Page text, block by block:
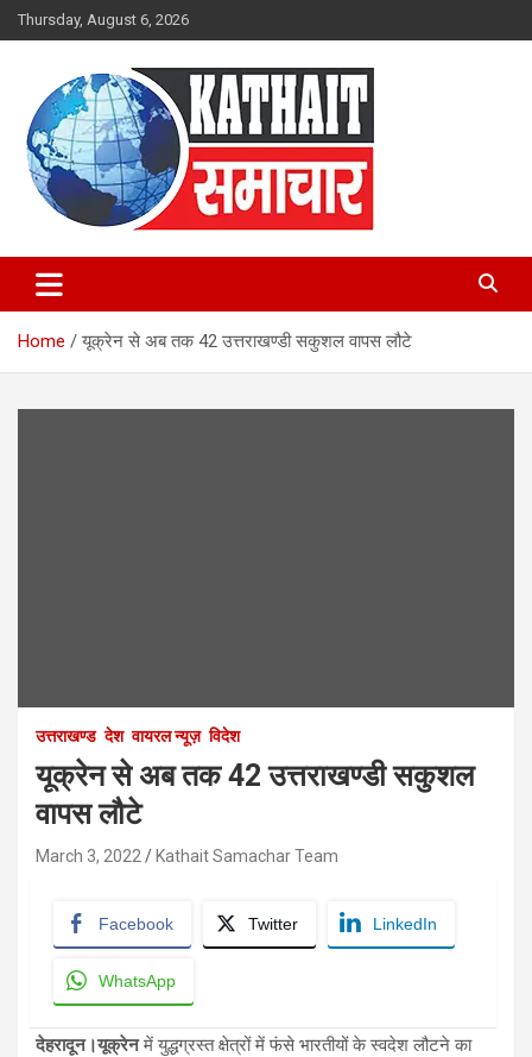
Skip
to
Thursday, August 6, 2026
Kathait Samachar – Latest
Uttarakhand News in Hindi,
Uttarakhand News Headlines
Home यूक्रेन से अब तक 42 उत्तराखण्डी सकुशल वापस लौटे
उत्तराखण्ड देश वायरल न्यूज़ विदेश
यूक्रेन से अब तक 42 उत्तराखण्डी सकुशल
वापस लौटे
March 3, 2022 Kathait Samachar Team
Facebook Twitter LinkedIn
WhatsApp
देहरादून।यूक्रेनमें युद्धग्रस्त क्षेत्रों में फंसे भारतीयों के स्वदेश लौटने का